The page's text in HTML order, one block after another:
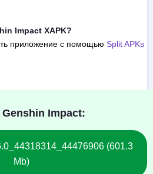
Impact XAPK?
приложение с помощью Split APKs
Genshin Impact:
(601.3
Mb)